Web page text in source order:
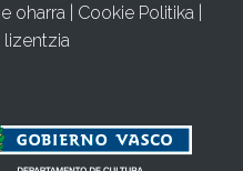
oharra Cookie Politika
lizentzia